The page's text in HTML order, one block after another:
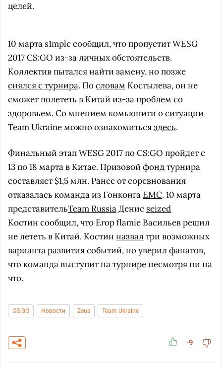
целей.
10 марта s1mple сообщил, что пропустит WESG
2017 CS:GO из-за личных обстоятельств.
Коллектив пытался найти замену, но позже
снялся с турнира. Пословам Костылева, он не
сможет полететь в Китай из-за проблем со
здоровьем. Со мнением комьюнити о ситуации
Team Ukraine можно ознакомитьсяздесь.
Финальный этап WESG 2017 по CS:GO пройдет с
13 по 18 марта в Китае. Призовой фонд турнира
составляет $1,5 млн. Ранее от соревнования
отказалась команда из Гонконга EMC. 10 марта
представительTeam RussiaДенис seized
Костин сообщил, что Егор flamie Васильев решил
не лететь в Китай. Костин назвалтри возможных
варианта развития событий, ноуверилфанатов,
что команда выступит на турнире несмотря ни на
что.
CS:GO Новости Zeus Team Ukraine
-9